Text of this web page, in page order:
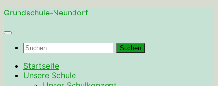
Zum
springen
Grundschule-Neundorf
Suchen
Startseite
Unsere Schule